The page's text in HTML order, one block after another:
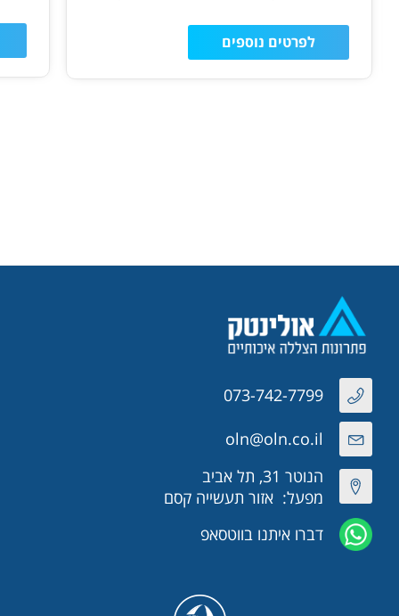
לפרטים נוספים
073-742-7799
oln@oln.co.il
הנוטר 31, תל אביב
מפעל: אזור תעשייה קסם
דברו איתנו בווטסאפ